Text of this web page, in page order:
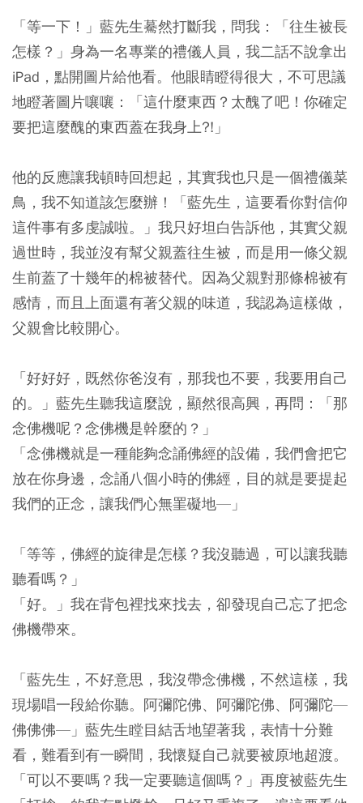
「等一下！」藍先生驀然打斷我，問我：「往生被長
怎樣？」身為一名專業的禮儀人員，我二話不說拿出
iPad，點開圖片給他看。他眼睛瞪得很大，不可思議
地瞪著圖片嚷嚷：「這什麼東西？太醜了吧！你確定
要把這麼醜的東西蓋在我身上?!」
他的反應讓我頓時回想起，其實我也只是一個禮儀菜
鳥，我不知道該怎麼辦！「藍先生，這要看你對信仰
這件事有多虔誠啦。」我只好坦白告訴他，其實父親
過世時，我並沒有幫父親蓋往生被，而是用一條父親
生前蓋了十幾年的棉被替代。因為父親對那條棉被有
感情，而且上面還有著父親的味道，我認為這樣做，
父親會比較開心。
「好好好，既然你爸沒有，那我也不要，我要用自己
的。」藍先生聽我這麼說，顯然很高興，再問：「那
念佛機呢？念佛機是幹麼的？」
「念佛機就是一種能夠念誦佛經的設備，我們會把它
放在你身邊，念誦八個小時的佛經，目的就是要提起
我們的正念，讓我們心無罣礙地—」
「等等，佛經的旋律是怎樣？我沒聽過，可以讓我聽
聽看嗎？」
「好。」我在背包裡找來找去，卻發現自己忘了把念
佛機帶來。
「藍先生，不好意思，我沒帶念佛機，不然這樣，我
現場唱一段給你聽。阿彌陀佛、阿彌陀佛、阿彌陀—
佛佛佛—」藍先生瞠目結舌地望著我，表情十分難
看，難看到有一瞬間，我懷疑自己就要被原地超渡。
「可以不要嗎？我一定要聽這個嗎？」再度被藍先生